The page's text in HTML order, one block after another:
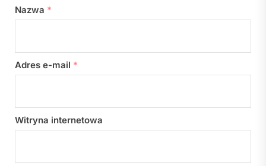
Nazwa *
Adres e-mail *
Witryna internetowa